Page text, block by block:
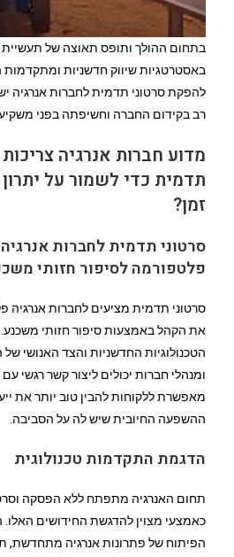
בתחום ההולך ותופס תאוצה של תעשיית
באסטרטגיות שיווק חדשניות ומתקדמות
להפקת סרטוני תדמית לחברות אנרגיה
רב בקידום החברה וחשיפתה בפני
מדוע חברות אנרגיה
תדמית כדי לשמור על
זמן?
סרטוני תדמית לחברות
פלטפורמה לסיפור חזותי
סרטוני תדמית מציעים לחברות אנרגיה
את הקהל באמצעות סיפור חזותי
הטכנולוגיות החדשניות והצד האנושי
ומנהלי חברות יכולים ליצור קשר רגשי
מאפשרת ללקוחות להבין טוב יותר את
ההשפעה החיובית שיש לה על הסביבה.
הדגמת התקדמות טכנולוגית
תחום האנרגיה מתפתח ללא הפסקה
כאמצעי מצוין להדגשת החידושים
הפיתוח של פתרונות אנרגיה מתחדשת,